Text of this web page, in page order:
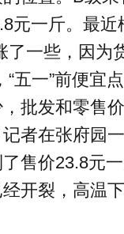
元一斤。最近
了一些，因为
“五一”前便宜
批发和零售
者在张府园
售价23.8元
开裂，高温